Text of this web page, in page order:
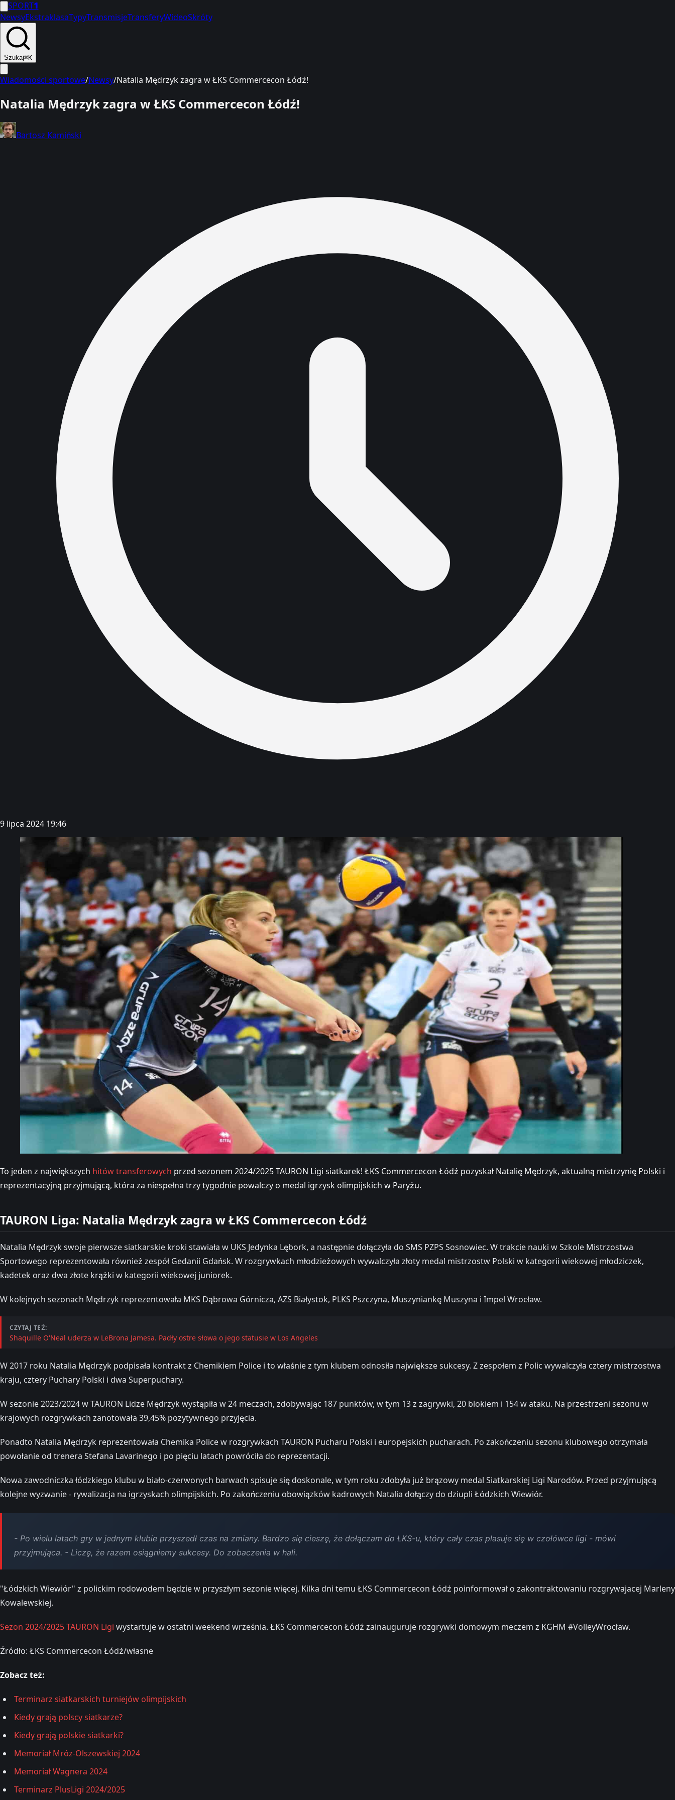
SPORT1
NewsyEkstraklasaTypyTransmisjeTransferyWideoSkróty
Szukaj⌘K
Wiadomości sportowe/Newsy/Natalia Mędrzyk zagra w ŁKS Commercecon Łódź!
Natalia Mędrzyk zagra w ŁKS Commercecon Łódź!
Bartosz Kamiński
9 lipca 2024 19:46
To jeden z największych hitów transferowych przed sezonem 2024/2025 TAURON Ligi siatkarek! ŁKS Commercecon Łódź pozyskał Natalię Mędrzyk, aktualną mistrzynię Polski i
reprezentacyjną przyjmującą, która za niespełna trzy tygodnie powalczy o medal igrzysk olimpijskich w Paryżu.
TAURON Liga: Natalia Mędrzyk zagra w ŁKS Commercecon Łódź
Natalia Mędrzyk swoje pierwsze siatkarskie kroki stawiała w UKS Jedynka Lębork, a następnie dołączyła do SMS PZPS Sosnowiec. W trakcie nauki w Szkole Mistrzostwa
Sportowego reprezentowała również zespół Gedanii Gdańsk. W rozgrywkach młodzieżowych wywalczyła złoty medal mistrzostw Polski w kategorii wiekowej młodziczek,
kadetek oraz dwa złote krążki w kategorii wiekowej juniorek.
W kolejnych sezonach Mędrzyk reprezentowała MKS Dąbrowa Górnicza, AZS Białystok, PLKS Pszczyna, Muszyniankę Muszyna i Impel Wrocław.
CZYTAJ TEŻ:
Shaquille O'Neal uderza w LeBrona Jamesa. Padły ostre słowa o jego statusie w Los Angeles
W 2017 roku Natalia Mędrzyk podpisała kontrakt z Chemikiem Police i to właśnie z tym klubem odnosiła największe sukcesy. Z zespołem z Polic wywalczyła cztery mistrzostwa
kraju, cztery Puchary Polski i dwa Superpuchary.
W sezonie 2023/2024 w TAURON Lidze Mędrzyk wystąpiła w 24 meczach, zdobywając 187 punktów, w tym 13 z zagrywki, 20 blokiem i 154 w ataku. Na przestrzeni sezonu w
krajowych rozgrywkach zanotowała 39,45% pozytywnego przyjęcia.
Ponadto Natalia Mędrzyk reprezentowała Chemika Police w rozgrywkach TAURON Pucharu Polski i europejskich pucharach. Po zakończeniu sezonu klubowego otrzymała
powołanie od trenera Stefana Lavarinego i po pięciu latach powróciła do reprezentacji.
Nowa zawodniczka łódzkiego klubu w biało-czerwonych barwach spisuje się doskonale, w tym roku zdobyła już brązowy medal Siatkarskiej Ligi Narodów. Przed przyjmującą
kolejne wyzwanie - rywalizacja na igrzyskach olimpijskich. Po zakończeniu obowiązków kadrowych Natalia dołączy do dziupli Łódzkich Wiewiór.
- Po wielu latach gry w jednym klubie przyszedł czas na zmiany. Bardzo się cieszę, że dołączam do ŁKS-u, który cały czas plasuje się w czołówce ligi - mówi
przyjmująca. - Liczę, że razem osiągniemy sukcesy. Do zobaczenia w hali.
"Łódzkich Wiewiór" z polickim rodowodem będzie w przyszłym sezonie więcej. Kilka dni temu ŁKS Commercecon Łódź poinformował o zakontraktowaniu rozgrywajacej Marleny
Kowalewskiej.
Sezon 2024/2025 TAURON Ligi wystartuje w ostatni weekend września. ŁKS Commercecon Łódź zainauguruje rozgrywki domowym meczem z KGHM #VolleyWrocław.
Źródło: ŁKS Commercecon Łódź/własne
Zobacz też:
Terminarz siatkarskich turniejów olimpijskich
Kiedy grają polscy siatkarze?
Kiedy grają polskie siatkarki?
Memoriał Mróz-Olszewskiej 2024
Memoriał Wagnera 2024
Terminarz PlusLigi 2024/2025